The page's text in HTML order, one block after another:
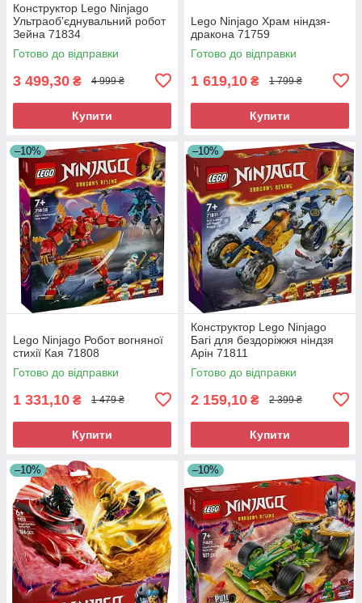
Конструктор Lego Ninjago
Ультраобʼєднувальний робот
Зейна 71834
Готово до відправки
3 499,30 ₴ 4 999 ₴
Купити
Lego Ninjago Храм ніндзя-
дракона 71759
Готово до відправки
1 619,10 ₴ 1 799 ₴
Купити
–10%
Lego Ninjago Робот вогняної
стихії Кая 71808
Готово до відправки
1 331,10 ₴ 1 479 ₴
Купити
–10%
Конструктор Lego Ninjago
Багі для бездоріжжя ніндзя
Арін 71811
Готово до відправки
2 159,10 ₴ 2 399 ₴
Купити
–10% –10%